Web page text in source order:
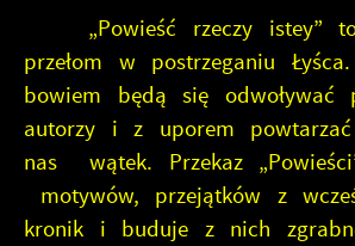
„Powieść rzeczy istey” to
przełom w postrzeganiu
bowiem będą się odwoływać
autorzy i z uporem powtarzać
nas wątek. Przekaz
motywów, przejątków z
kronik i buduje z nich